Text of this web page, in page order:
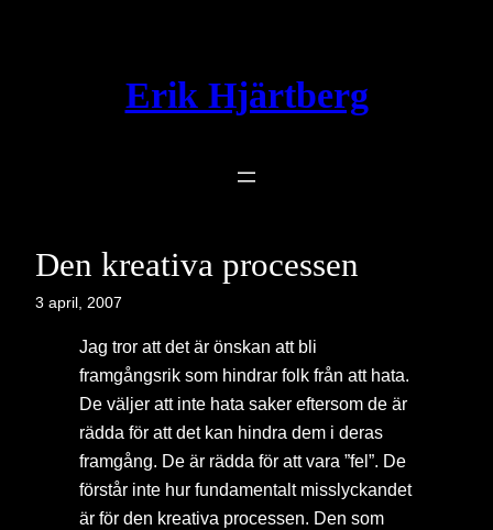
Erik Hjärtberg
Den kreativa processen
3 april, 2007
Jag tror att det är önskan att bli
framgångsrik som hindrar folk från att hata.
De väljer att inte hata saker eftersom de är
rädda för att det kan hindra dem i deras
framgång. De är rädda för att vara ”fel”. De
förstår inte hur fundamentalt misslyckandet
är för den kreativa processen. Den som